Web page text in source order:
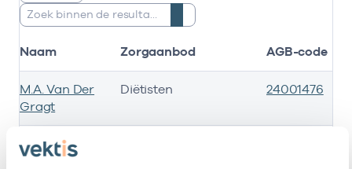
Zoeken:
Naam Zorgaanbod AGB-code
M.A. Van Der
Gragt
Diëtisten 24001476
M.H. Stüvel